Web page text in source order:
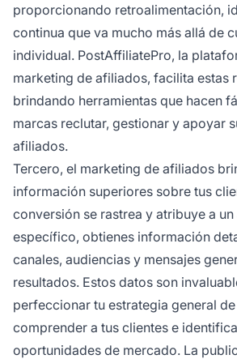
proporcionando retroalimentación,
continua que va mucho más allá de
individual. PostAffiliatePro, la
marketing de afiliados, facilita estas
brindando herramientas que hacen
marcas reclutar, gestionar y apoyar
afiliados.
Tercero, el marketing de afiliados
información superiores sobre tus
conversión se rastrea y atribuye a
específico, obtienes información
canales, audiencias y mensajes
resultados. Estos datos son
perfeccionar tu estrategia general
comprender a tus clientes e
oportunidades de mercado. La